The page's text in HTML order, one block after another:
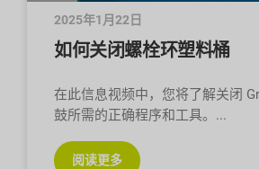
如何关闭螺栓环塑料桶
在此信息视频中，您将了解关闭
鼓所需的正确程序和工具。
阅读更多
2025年1月22日